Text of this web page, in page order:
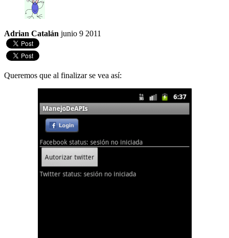
Adrian Catalán junio 9 2011
Queremos que al finalizar se vea así: